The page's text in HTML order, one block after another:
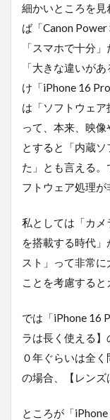
細かいところを見
ば「Canon
「スマホで十分
「大きな違いが
け「iPhone 16
は「ソフトウェ
って、本来、映
とすると「内蔵
た」とも言える
フトウェア処理が
私としては「カ
を搭載する時代
スト」って非常に
ことを考慮すると
では「iPhone 16
ラは長く使える】
０年ぐらいは全く
の場合、【レンズ
ところが「